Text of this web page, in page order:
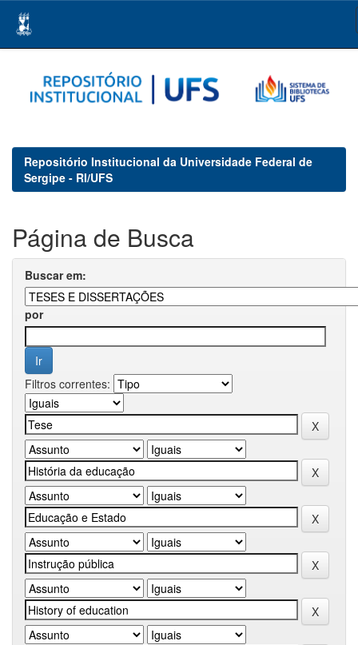
navigation
Repositório Institucional da Universidade Federal de
Sergipe - RI/UFS
Página de Busca
Buscar em:
por
Filtros correntes: